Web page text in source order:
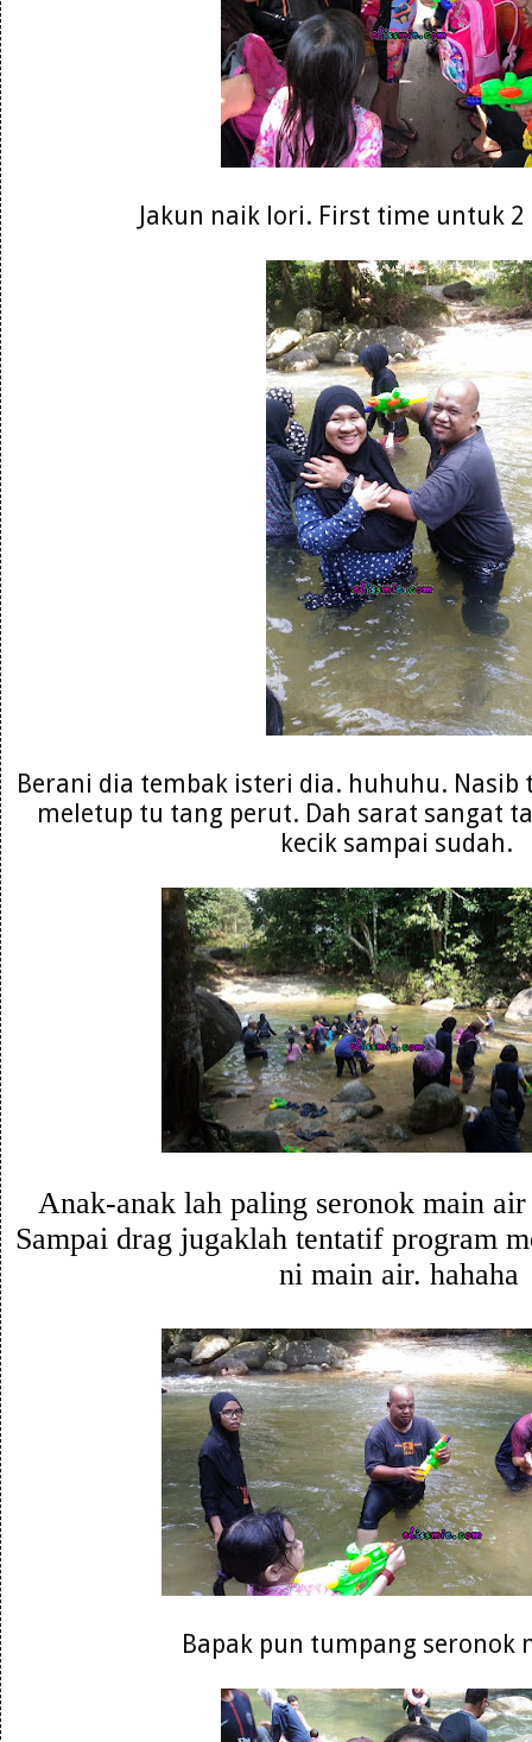
Jakun naik lori. First time untuk
Berani dia tembak isteri dia. huhuhu. Nasib
meletup tu tang perut. Dah sarat sangat
kecik sampai sudah.
Anak-anak lah paling seronok main
Sampai drag jugaklah tentatif program
ni main air. hahaha
Bapak pun tumpang seronok